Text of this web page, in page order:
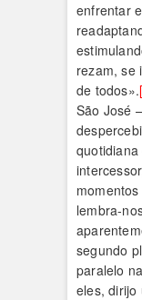
enfrentar
rezam, se
de todos».
São José
lembra-
segundo
paralelo
eles, dirijo